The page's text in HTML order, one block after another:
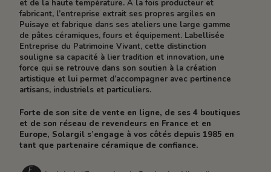
et de la haute température. À la fois producteur et
fabricant, l’entreprise extrait ses propres argiles en
Puisaye et fabrique dans ses ateliers une large gamme
de pâtes céramiques, fours et équipement. Labellisée
Entreprise du Patrimoine Vivant, cette distinction
souligne sa capacité à lier tradition et innovation, une
force qui se retrouve dans son soutien à la création
artistique et lui permet d’accompagner avec pertinence
artisans, industriels et particuliers.
Forte de son site de vente en ligne, de ses 4 boutiques
et de son réseau de revendeurs en France et en
Europe, Solargil s’engage à vos côtés depuis 1985 en
tant que partenaire céramique de confiance.